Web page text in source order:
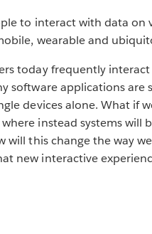
to interact with data on
wearable and
today frequently
software applications
devices alone. What if
instead systems will
will this change the way
new interactive